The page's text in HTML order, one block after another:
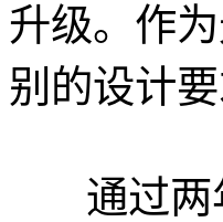
升级。作
别的设计要
通过两年